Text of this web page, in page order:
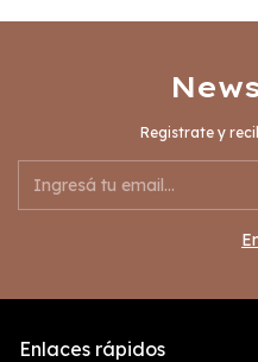
Registrate y
Enlaces rápidos